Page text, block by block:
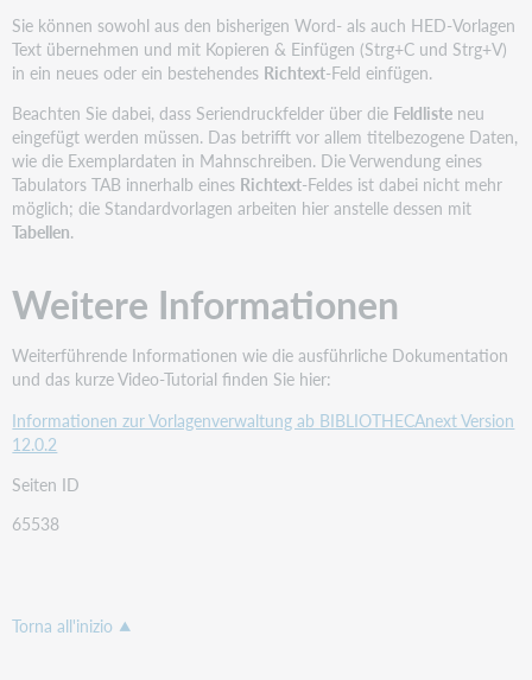
Sie können sowohl aus den bisherigen Word- als auch HED-Vorlagen
Text übernehmen und mit Kopieren & Einfügen (Strg+C und Strg+V)
in ein neues oder ein bestehendes Richtext-Feld einfügen.
Beachten Sie dabei, dass Seriendruckfelder über die Feldliste neu
eingefügt werden müssen. Das betrifft vor allem titelbezogene Daten,
wie die Exemplardaten in Mahnschreiben. Die Verwendung eines
Tabulators TAB innerhalb eines Richtext-Feldes ist dabei nicht mehr
möglich; die Standardvorlagen arbeiten hier anstelle dessen mit
Tabellen.
Weitere Informationen
Weiterführende Informationen wie die ausführliche Dokumentation
und das kurze Video-Tutorial finden Sie hier:
Informationen zur Vorlagenverwaltung ab BIBLIOTHECAnext Version
12.0.2
Seiten ID
65538
Torna all'inizio